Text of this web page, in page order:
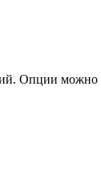
Опции можно